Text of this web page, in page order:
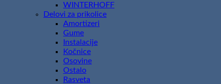
WINTERHOFF
Delovi za prikolice
Amortizeri
Gume
Instalacije
Kočnice
Osovine
Ostalo
Rasveta